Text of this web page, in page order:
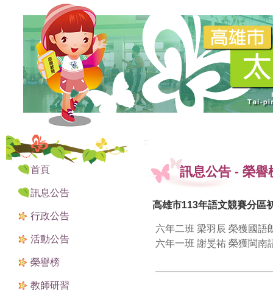
:::
首頁
訊息公告
行政公告
活動公告
榮譽榜
教師研習
:::
訊息公告 - 榮譽
高雄市113年語文競賽分區
六年二班 梁羽辰 榮獲國
六年一班 謝旻祐 榮獲閩